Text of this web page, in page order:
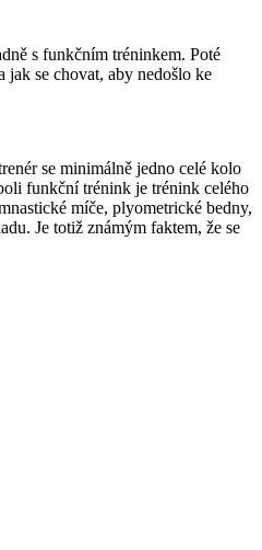
s funkčním tréninkem. Poté
se chovat, aby nedošlo ke
se minimálně jedno celé kolo
funkční trénink je trénink celého
míče, plyometrické bedny,
Je totiž známým faktem, že se